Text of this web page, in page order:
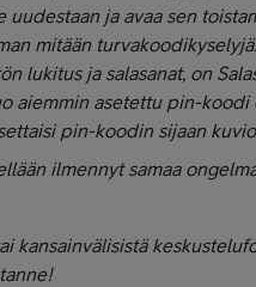
uudestaan ja avaa sen
mitään
lukitus ja salasanat, on
aiemmin asetettu pin-
pin-koodin sijaan
ilmennyt samaa
kansainvälisistä